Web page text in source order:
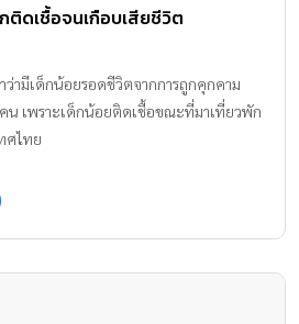
ติดเชื้อจนเกือบเสียชีวิต
ว่ามีเด็กน้อยรอดชีวิตจากการถูกคุกคาม
น เพราะเด็กน้อยติดเชื้อขณะที่มาเที่ยวพัก
ศไทย